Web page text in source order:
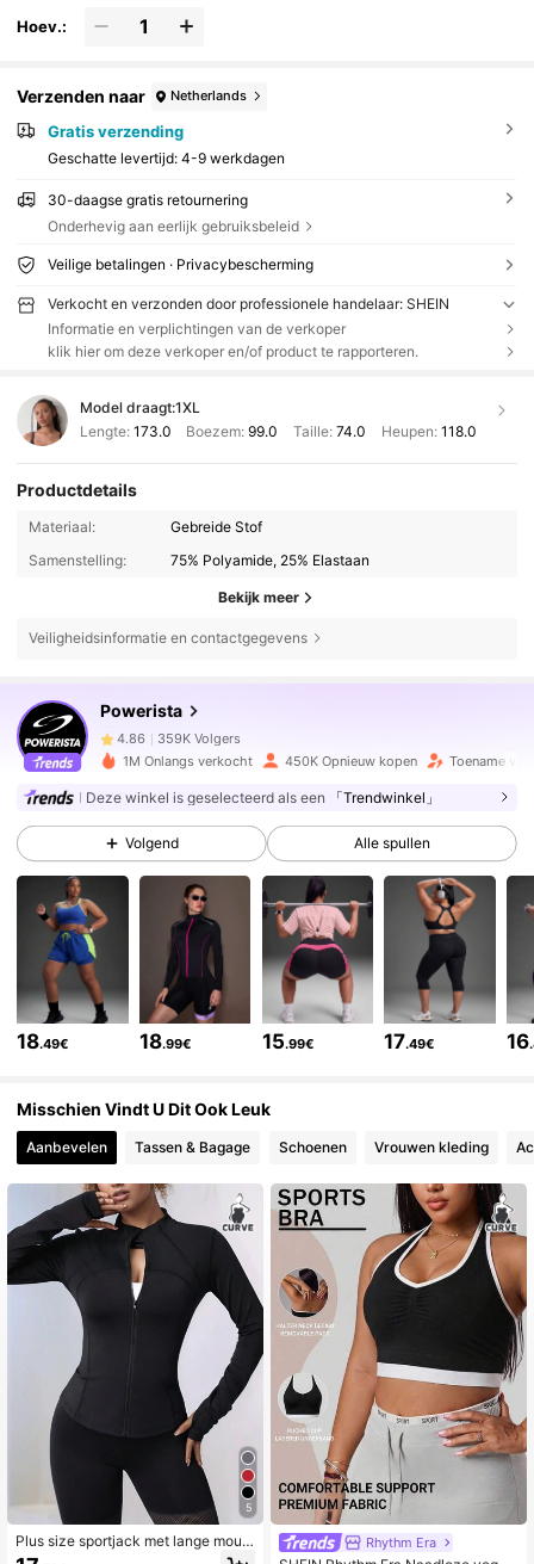
Hoev.:
Verzenden naar Netherlands
Gratis verzending
Geschatte levertijd: 4-9 werkdagen
30-daagse gratis retournering
Onderhevig aan eerlijk gebruiksbeleid
Veilige betalingen · Privacybescherming
Verkocht en verzonden door professionele handelaar: SHEIN
Informatie en verplichtingen van de verkoper
klik hier om deze verkoper en/of product te rapporteren.
Model draagt:1XL
Lengte: 173.0 Boezem:99.0 Taille: 74.0 Heupen: 118.0
Productdetails
Materiaal:
Gebreide Stof
Samenstelling:
75% Polyamide, 25% Elastaan
Bekijk meer
Veiligheidsinformatie en contactgegevens
Powerista
4.86 359K Volgers
359K Volgers
359K Volgers
359K Volgers
4.86
4.86 359K Volgers
4.86 359K Volgers
359K Volgers
359K Volgers
1M Onlangs verkocht 450K Opnieuw kopen Toename
Deze winkel is geselecteerd als een 「Trendwinkel」
Volgend Alle spullen
18.49€ 18.99€ 15.99€ 17.49€ 16
Misschien Vindt U Dit Ook Leuk
Aanbevelen Tassen & Bagage Schoenen Vrouwen kleding
5
Plus size sportjack met lange mouw
en en ritssluiting voor dames, nauw
Rhythm Era